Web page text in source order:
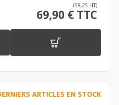
(58,25 HT)
69,90 € TTC
ARTICLES EN STOCK